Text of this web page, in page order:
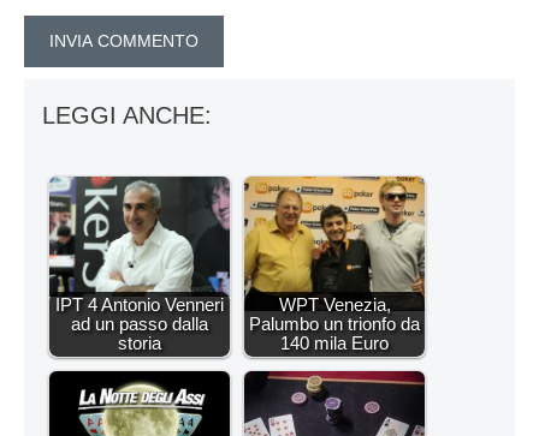
LEGGI ANCHE:
IPT 4 Antonio Venneri
ad un passo dalla
storia
WPT Venezia,
Palumbo un trionfo da
140 mila Euro